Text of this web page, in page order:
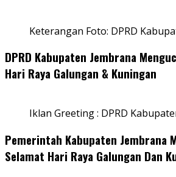
Keterangan Foto: DPRD
DPRD Kabupaten Jembrana
Hari Raya Galungan & Kuningan
Iklan Greeting : DPRD
Pemerintah Kabupaten Jembrana
Selamat Hari Raya Galungan Dan